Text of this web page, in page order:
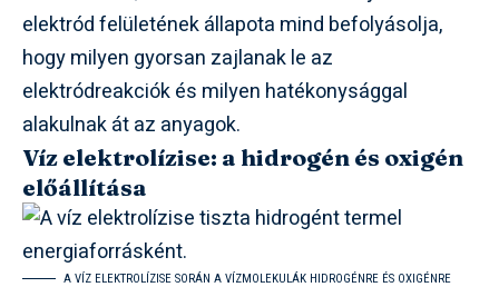
elektród felületének állapota mind befolyásolja,
hogy milyen gyorsan zajlanak le az
elektródreakciók és milyen hatékonysággal
alakulnak át az anyagok.
Víz elektrolízise: a hidrogén és oxigén
előállítása
A VÍZ ELEKTROLÍZISE SORÁN A VÍZMOLEKULÁK HIDROGÉNRE ÉS OXIGÉNRE